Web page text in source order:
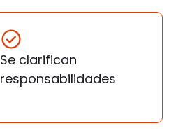
Se clarifican
responsabilidades